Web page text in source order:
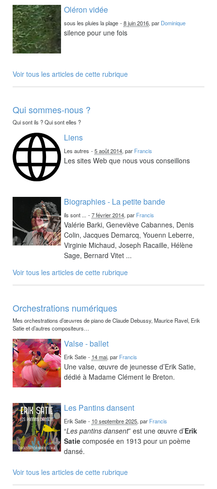
Oléron vidée
sous les pluies la plage -8 juin 2016, par Dominique
silence pour une fois
Voir tous les articles de cette rubrique
Qui sommes-nous ?
Qui sont ils ? Qui sont elles ?
Liens
Les autres -5 août 2014, par Francis
Les sites Web que nous vous conseillons
Biographies - La petite bande
ils sont ... -7 février 2014, par Francis
Valérie Barki, Geneviève Cabannes, Denis
Colin, Jacques Demarcq, Youenn Leberre,
Virginie Michaud, Joseph Racaille, Hélène
Sage, Bernard Vitet ...
Voir tous les articles de cette rubrique
Orchestrations numériques
Mes orchestrations d’œuvres de piano de Claude Debussy, Maurice Ravel, Erik
Satie et d’autres compositeurs…
Valse - ballet
Erik Satie - 14 mai, par Francis
Une valse, œuvre de jeunesse d’Erik Satie,
dédié à Madame Clément le Breton.
Les Pantins dansent
Erik Satie - 10 septembre 2025, par Francis
“Les pantins dansent” est une œuvre d’Erik
Satie composée en 1913 pour un poème
dansé.
Voir tous les articles de cette rubrique